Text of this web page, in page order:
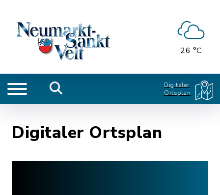
26 °C
Digitaler
Ortsplan
Digitaler Ortsplan